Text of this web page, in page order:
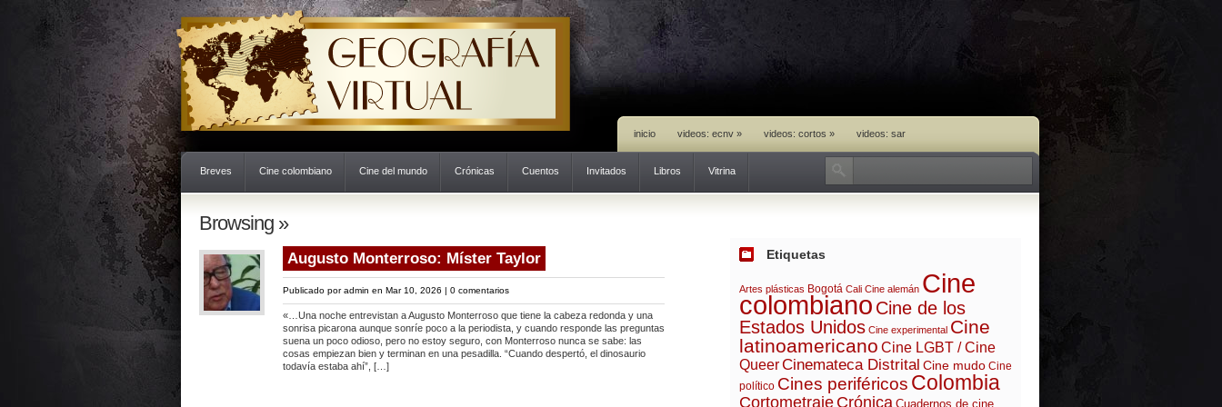
inicio videos: ecnv » videos: cortos » videos: sar
Breves Cine colombiano Cine del mundo Crónicas Cuentos Invitados Libros Vitrina
Browsing »
Augusto Monterroso: Míster Taylor
Publicado poradmin en Mar 10, 2026 | 0 comentarios
«…Una noche entrevistan a Augusto Monterroso que tiene la cabeza redonda y una
sonrisa picarona aunque sonríe poco a la periodista, y cuando responde las preguntas
suena un poco odioso, pero no estoy seguro, con Monterroso nunca se sabe: las
cosas empiezan bien y terminan en una pesadilla. “Cuando despertó, el dinosaurio
todavía estaba ahí”, […]
Etiquetas
Artes plásticas Bogotá Cali Cine alemán Cine
colombiano Cine de los
Estados Unidos Cine experimental Cine
latinoamericano Cine LGBT / Cine
QueerCinemateca Distrital Cine mudo Cine
político Cines periféricos Colombia
Cortometraje Crónica Cuadernos de cine